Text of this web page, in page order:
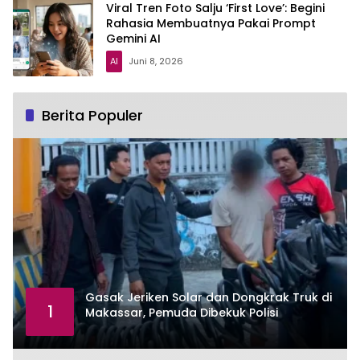
Viral Tren Foto Salju ‘First Love’: Begini
Rahasia Membuatnya Pakai Prompt
Gemini AI
AI Juni 8, 2026
Berita Populer
1
Gasak Jeriken Solar dan Dongkrak Truk di
Makassar, Pemuda Dibekuk Polisi